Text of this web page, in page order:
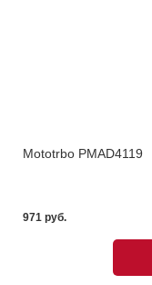
Mototrbo PMAD4119
971 pуб.